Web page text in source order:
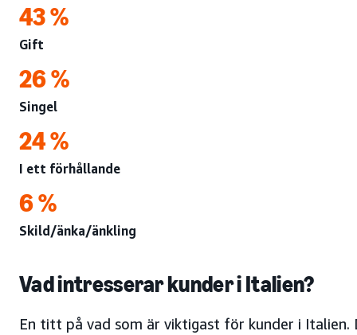
43 %
Gift
26 %
Singel
24 %
I ett förhållande
6 %
Skild/änka/änkling
Vad intresserar kunder i Italien?
En titt på vad som är viktigast för kunder i